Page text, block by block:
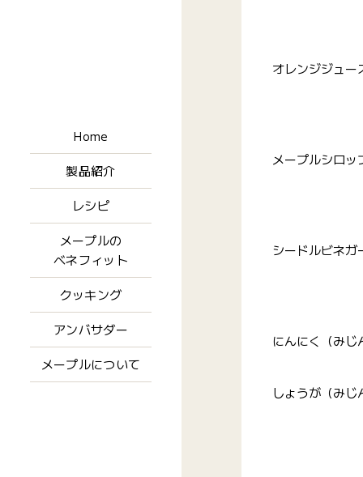
Home
製品紹介
レシピ
メープルの
ベネフィット
クッキング
アンバサダー
メープルについて
オレンジジュー
メープルシロッ
シードルビネガ
にんにく（みじ
しょうが（みじ